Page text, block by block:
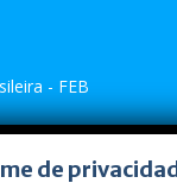
- FEB
- CEI
de